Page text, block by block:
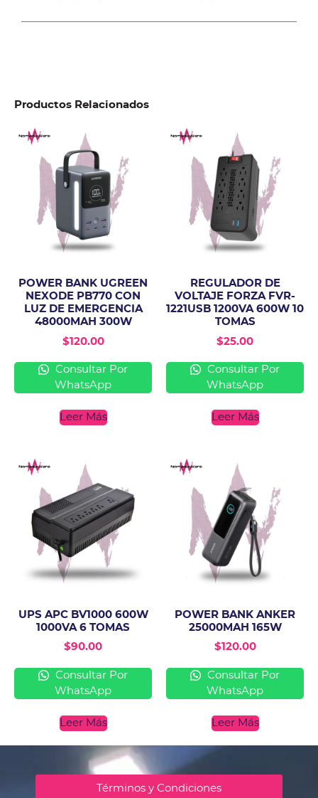
Productos Relacionados
POWER BANK UGREEN
NEXODE PB770 CON
LUZ DE EMERGENCIA
48000MAH 300W
$120.00
Consultar Por
WhatsApp
Leer Más
REGULADOR DE
VOLTAJE FORZA FVR-
1221USB 1200VA 600W 10
TOMAS
$25.00
Consultar Por
WhatsApp
Leer Más
UPS APC BV1000 600W
1000VA 6 TOMAS
$90.00
Consultar Por
WhatsApp
Leer Más
POWER BANK ANKER
25000MAH 165W
$120.00
Consultar Por
WhatsApp
Leer Más
Términos y Condiciones